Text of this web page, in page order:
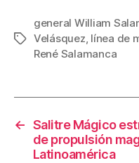
c
e
o
o
k
tt
er
ail
e
Etiquetas
general William
Velásquez, línea de
René Salamanca
← Salitre Mágico
de propulsión
Latinoamérica